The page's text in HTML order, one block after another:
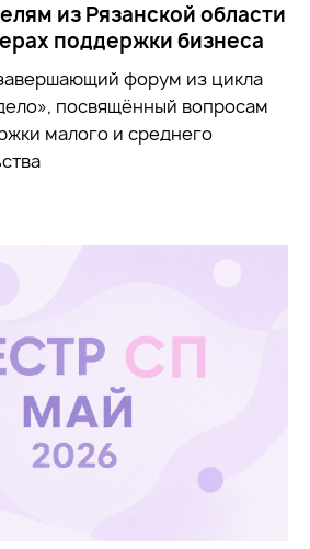
из Рязанской области
поддержки бизнеса
форум из цикла
посвящённый вопросам
малого и среднего